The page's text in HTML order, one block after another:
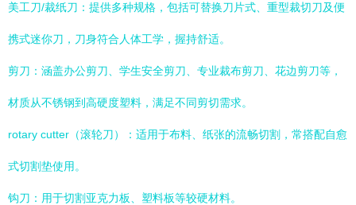
美工刀/裁纸刀：提供多种规格，包括可替换刀片式、重型裁切刀及便
携式迷你刀，刀身符合人体工学，握持舒适。
剪刀：涵盖办公剪刀、学生安全剪刀、专业裁布剪刀、花边剪刀等，
材质从不锈钢到高硬度塑料，满足不同剪切需求。
rotary cutter（滚轮刀）：适用于布料、纸张的流畅切割，常搭配自愈
式切割垫使用。
钩刀：用于切割亚克力板、塑料板等较硬材料。